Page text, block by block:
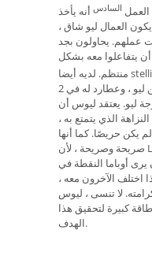
السادس أنه يأخذ
العمال ليو شاق ،
عملهم. يحاولون بجد
يتفاعلوا معه بشكل
إلى جانب شمسه في 12 درجة من ليو ، وعطارد له في 2
ليو ، وأورانوس في 25 درجة ليو. يعتقد ليوس أن
الذي يتمتع به ،
يكن حريصًا. كما أنها
صريحة وصريحة ، لأن Leo علامة ثابتة ، مما يعني أنها
يرى أوباما النقطة في
اختلف الآخرون معه ،
لا تنسى ، ليوس
كبيرة لتحقيق هذا
الهدف.